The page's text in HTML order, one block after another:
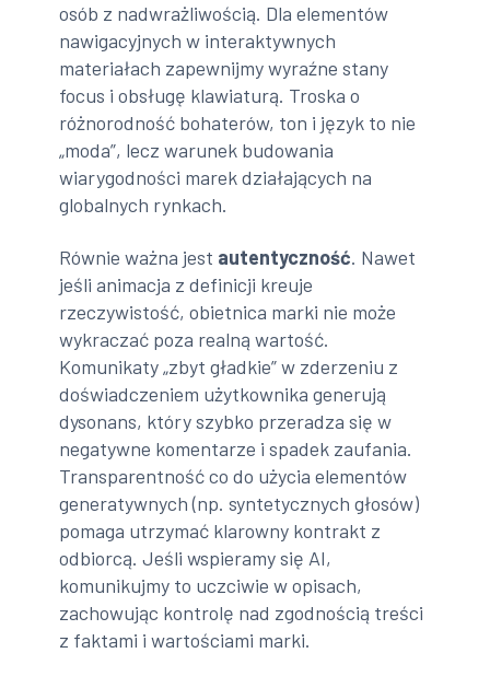
osób z nadwrażliwością. Dla elementów
nawigacyjnych w interaktywnych
materiałach zapewnijmy wyraźne stany
focus i obsługę klawiaturą. Troska o
różnorodność bohaterów, ton i język to nie
„moda”, lecz warunek budowania
wiarygodności marek działających na
globalnych rynkach.
Równie ważna jest autentyczność. Nawet
jeśli animacja z definicji kreuje
rzeczywistość, obietnica marki nie może
wykraczać poza realną wartość.
Komunikaty „zbyt gładkie” w zderzeniu z
doświadczeniem użytkownika generują
dysonans, który szybko przeradza się w
negatywne komentarze i spadek zaufania.
Transparentność co do użycia elementów
generatywnych (np. syntetycznych głosów)
pomaga utrzymać klarowny kontrakt z
odbiorcą. Jeśli wspieramy się AI,
komunikujmy to uczciwie w opisach,
zachowując kontrolę nad zgodnością treści
z faktami i wartościami marki.